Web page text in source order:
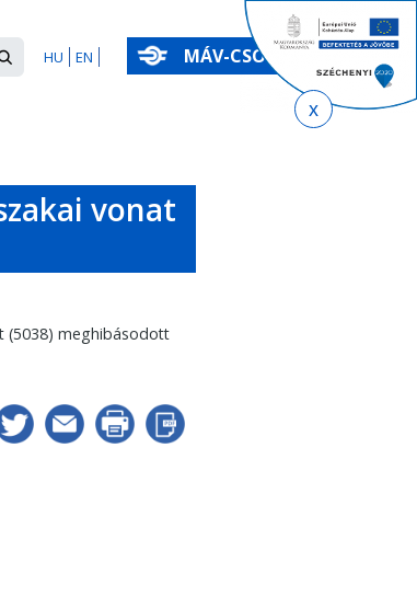
EN
HU
Keresés
MÁV-CSOPORT
vonat
(5038) meghibásodott